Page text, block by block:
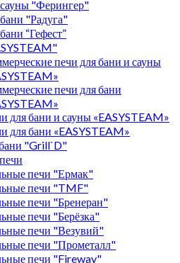
"Ферингер"
"Радуга"
“Гефест”
печи для бани и сауны
печи для бани
для бани и сауны «EASYSTEAM»
для бани «EASYSTEAM»
"Grill`D"
печи "Ермак"
печи "TMF"
печи "Бренеран"
печи "Берёзка"
печи "Везувий"
печи "Прометалл"
печи "Fireway"